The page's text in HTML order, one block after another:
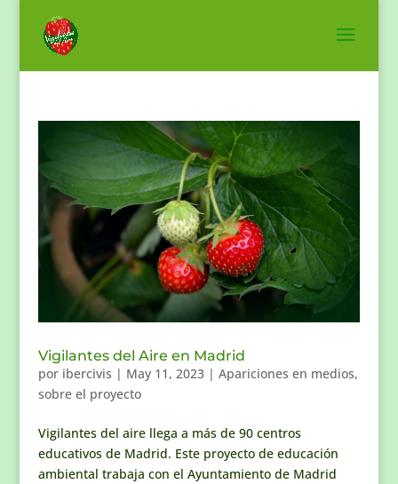
Vigilantes del Aire en Madrid
por ibercivis | May 11, 2023| Apariciones en medios,
sobre el proyecto
Vigilantes del aire llega a más de 90 centros
educativos de Madrid. Este proyecto de educación
ambiental trabaja con el Ayuntamiento de Madrid